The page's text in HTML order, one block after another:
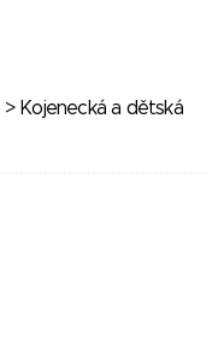
> Kojenecká a dětská